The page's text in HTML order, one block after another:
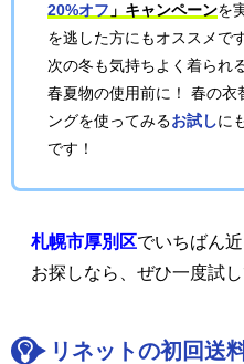
20%オフ 」キャンペーンを
を逃した方にもオススメで
次の冬も気持ちよく着られ
春夏物の使用前に！ 春の
ングを使ってみるお試しに
です！
札幌市厚別区でいちばん
お探しなら、ぜひ一度試し
リネットの初回送